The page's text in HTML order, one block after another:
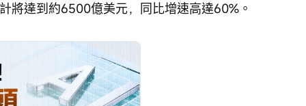
將達到約6500億美元，同比增速高達60%。